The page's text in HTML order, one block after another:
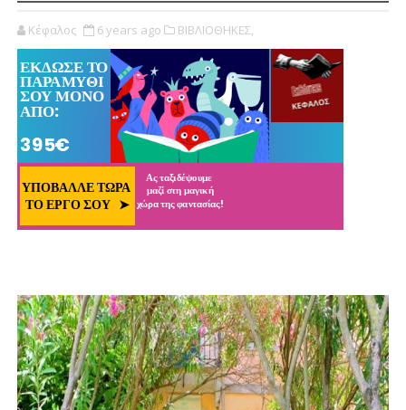
Κέφαλος 6 years ago ΒΙΒΛΙΟΘΗΚΕΣ,